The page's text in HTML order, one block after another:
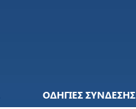
ΟΔΗΓΙΕΣ ΣΥΝΔΕΣΗΣ